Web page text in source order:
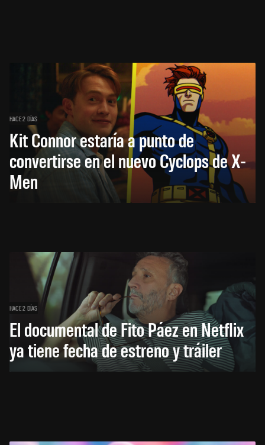
HACE 2 DÍAS
Kit Connor estaría a punto de
convertirse en el nuevo Cyclops de X-
Men
HACE 2 DÍAS
El documental de Fito Páez en Netflix
ya tiene fecha de estreno y tráiler